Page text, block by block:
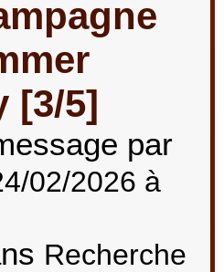
[3/5]
par
02/2026 à
Recherche